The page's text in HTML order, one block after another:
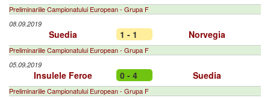
Preliminariile Campionatului European - Grupa F
08.09.2019
Suedia 1 - 1 Norvegia
Preliminariile Campionatului European - Grupa F
05.09.2019
Insulele Feroe 0 - 4 Suedia
Preliminariile Campionatului European - Grupa F